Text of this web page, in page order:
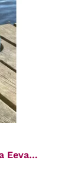
Vihreä kassi, suunnittelijana Eeva N